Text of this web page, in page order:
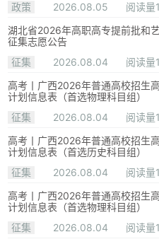
政策
2026.08.05
阅读量
湖北省2026年高职高专提前批和
征集志愿公告
征集
2026.08.04
阅读量
高考丨广西2026年普通高校招生
计划信息表（首选物理科目组）
征集
2026.08.04
阅读量
高考丨广西2026年普通高校招生
计划信息表（首选历史科目组）
征集
2026.08.04
阅读量
高考丨广西2026年普通高校招生
计划信息表（首选物理科目组）
征集
2026.08.04
阅读量